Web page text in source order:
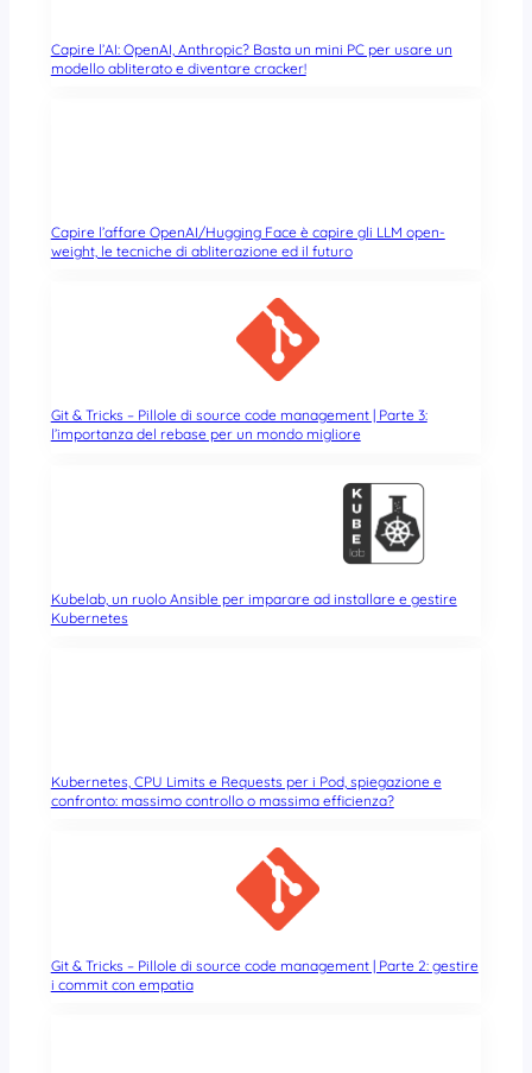
Capire l’AI: OpenAI, Anthropic? Basta un mini PC per usare un
modello abliterato e diventare cracker!
Capire l’affare OpenAI/Hugging Face è capire gli LLM open-
weight, le tecniche di abliterazione ed il futuro
Git & Tricks – Pillole di source code management | Parte 3:
l’importanza del rebase per un mondo migliore
Kubelab, un ruolo Ansible per imparare ad installare e gestire
Kubernetes
Kubernetes, CPU Limits e Requests per i Pod, spiegazione e
confronto: massimo controllo o massima efficienza?
Git & Tricks – Pillole di source code management | Parte 2: gestire
i commit con empatia